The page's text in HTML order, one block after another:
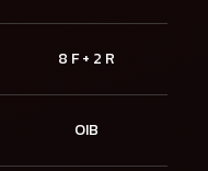
8 F + 2 R
OIB